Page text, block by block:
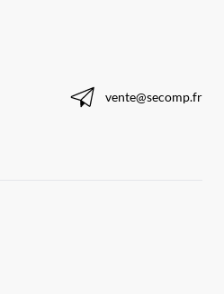
vente@secomp.fr